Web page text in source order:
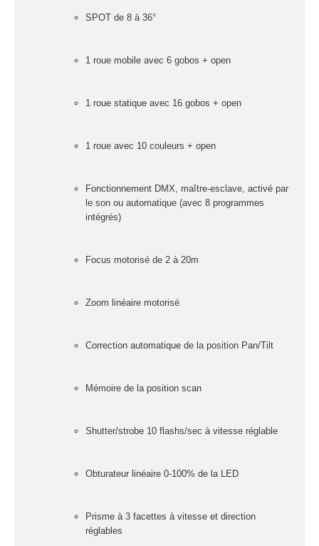
confetti
étincelles froide
fumée-geyser
ÉCLAIRAGE
Projecteurs LED
Accessoires
Contrôle DMX
Jeux et effets
Strobes
Sono
Amplificateurs
mixage
Contrôle DMX
SPOT de 8 à 36°
1 roue mobile avec 6 gobos + open
1 roue statique avec 16 gobos + open
1 roue avec 10 couleurs + open
Fonctionnement DMX, maître-esclave, activé par
le son ou automatique (avec 8 programmes
intégrés)
Focus motorisé de 2 à 20m
Zoom linéaire motorisé
Correction automatique de la position Pan/Tilt
Mémoire de la position scan
Shutter/strobe 10 flashs/sec à vitesse réglable
Obturateur linéaire 0-100% de la LED
Prisme à 3 facettes à vitesse et direction
réglables